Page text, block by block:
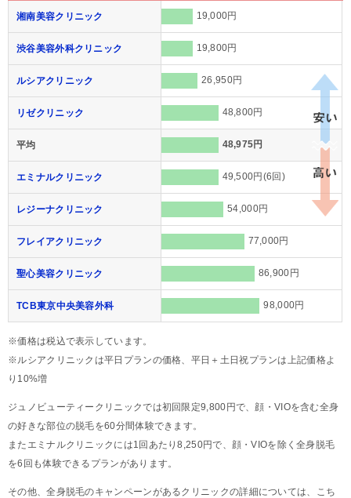
湘南美容クリニック 19,000円
渋谷美容外科クリニック 19,800円
ルシアクリニック 26,950円
リゼクリニック 48,800円
平均 48,975円
エミナルクリニック 49,500円(6回)
レジーナクリニック 54,000円
フレイアクリニック 77,000円
聖心美容クリニック 86,900円
TCB東京中央美容外科 98,000円
※価格は税込で表示しています。
※ルシアクリニックは平日プランの価格、平日＋土日祝プランは上記価格よ
り10%増
ジュノビューティークリニックでは初回限定9,800円で、顔・VIOを含む全身
の好きな部位の脱毛を60分間体験できます。
またエミナルクリニックには1回あたり8,250円で、顔・VIOを除く全身脱毛
を6回も体験できるプランがあります。
その他、全身脱毛のキャンペーンがあるクリニックの詳細については、こち